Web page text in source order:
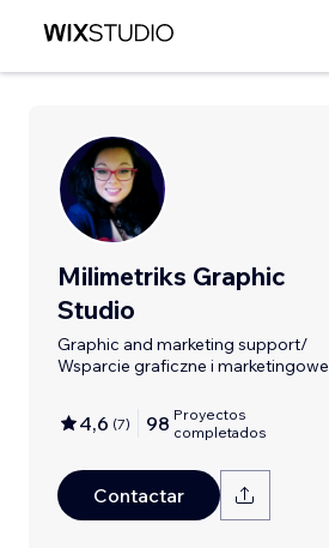
Milimetriks Graphic
Studio
Graphic and marketing support/
Wsparcie graficzne i marketingowe
4,6 (7) 98 Proyectos
completados
Contactar